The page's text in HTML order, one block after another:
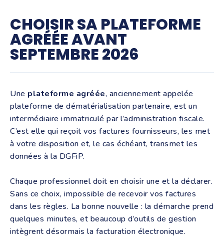
CHOISIR SA PLATEFORME
AGRÉÉE AVANT
SEPTEMBRE 2026
Une plateforme agréée, anciennement appelée
plateforme de dématérialisation partenaire, est un
intermédiaire immatriculé par l’administration fiscale.
C’est elle qui reçoit vos factures fournisseurs, les met
à votre disposition et, le cas échéant, transmet les
données à la DGFiP.
Chaque professionnel doit en choisir une et la déclarer.
Sans ce choix, impossible de recevoir vos factures
dans les règles. La bonne nouvelle : la démarche prend
quelques minutes, et beaucoup d’outils de gestion
intègrent désormais la facturation électronique.